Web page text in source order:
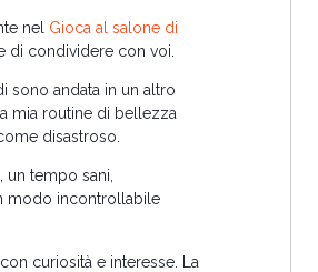
nel Gioca al salone di
di condividere con voi.
sono andata in un altro
mia routine di bellezza
disastroso.
un tempo sani,
modo incontrollabile
curiosità e interesse. La